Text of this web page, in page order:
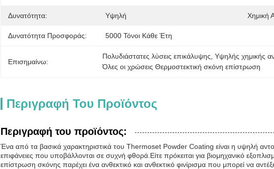
Δυνατότητα: Υψηλή Χημική
Δυνατότητα Προσφοράς: 5000 Τόνοι Κάθε Έτη
Επισημαίνω:
Πολυδιάστατες λύσεις επικάλυψης , Υψηλής χημικής
Όλες οι χρώσεις Θερμοστεκτική σκόνη επίστρωση
Περιγραφή Του Προϊόντος
Περιγραφή του προϊόντος:
Ένα από τα βασικά χαρακτηριστικά του Thermoset Powder Coating είναι η υψηλή
επιφάνειες που υποβάλλονται σε συχνή φθορά.Είτε πρόκειται για βιομηχανικό
επίστρωση σκόνης παρέχει ένα ανθεκτικό και ανθεκτικό φινίρισμα που μπορεί να